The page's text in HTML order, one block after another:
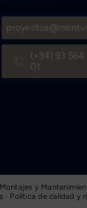
(+34) 93 564
01
Montajes y
· Política de calidad y